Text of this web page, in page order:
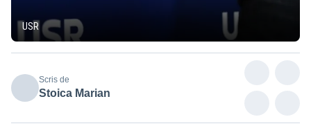
USR
Scris de
Stoica Marian